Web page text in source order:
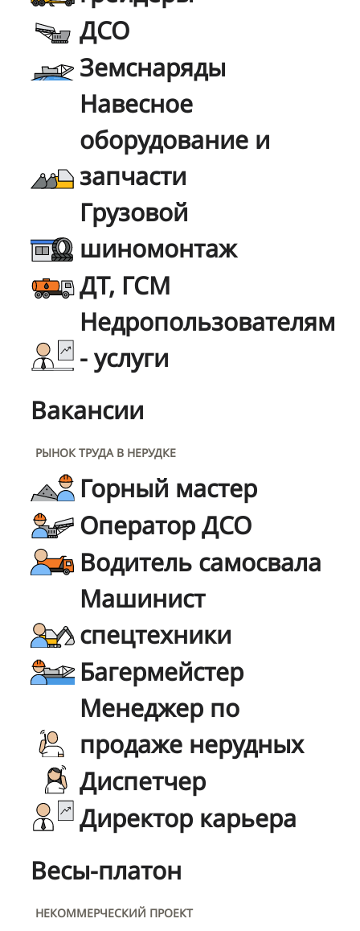
ДСО
Земснаряды
Навесное
оборудование и
запчасти
Грузовой
шиномонтаж
ДТ, ГСМ
Недропользователям
- услуги
Вакансии
РЫНОК ТРУДА В НЕРУДКЕ
Горный мастер
Оператор ДСО
Водитель самосвала
Машинист
спецтехники
Багермейстер
Менеджер по
продаже нерудных
Диспетчер
Директор карьера
Весы-платон
НЕКОММЕРЧЕСКИЙ ПРОЕКТ